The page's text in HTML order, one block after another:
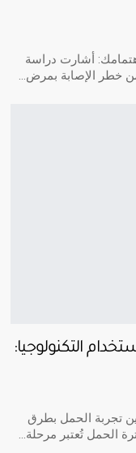
أشارت دراسة
من خطر الإصابة بمرض…
التكنولوجيا:
تجربة الحمل بطرق
الحمل تُعتبر مرحلة